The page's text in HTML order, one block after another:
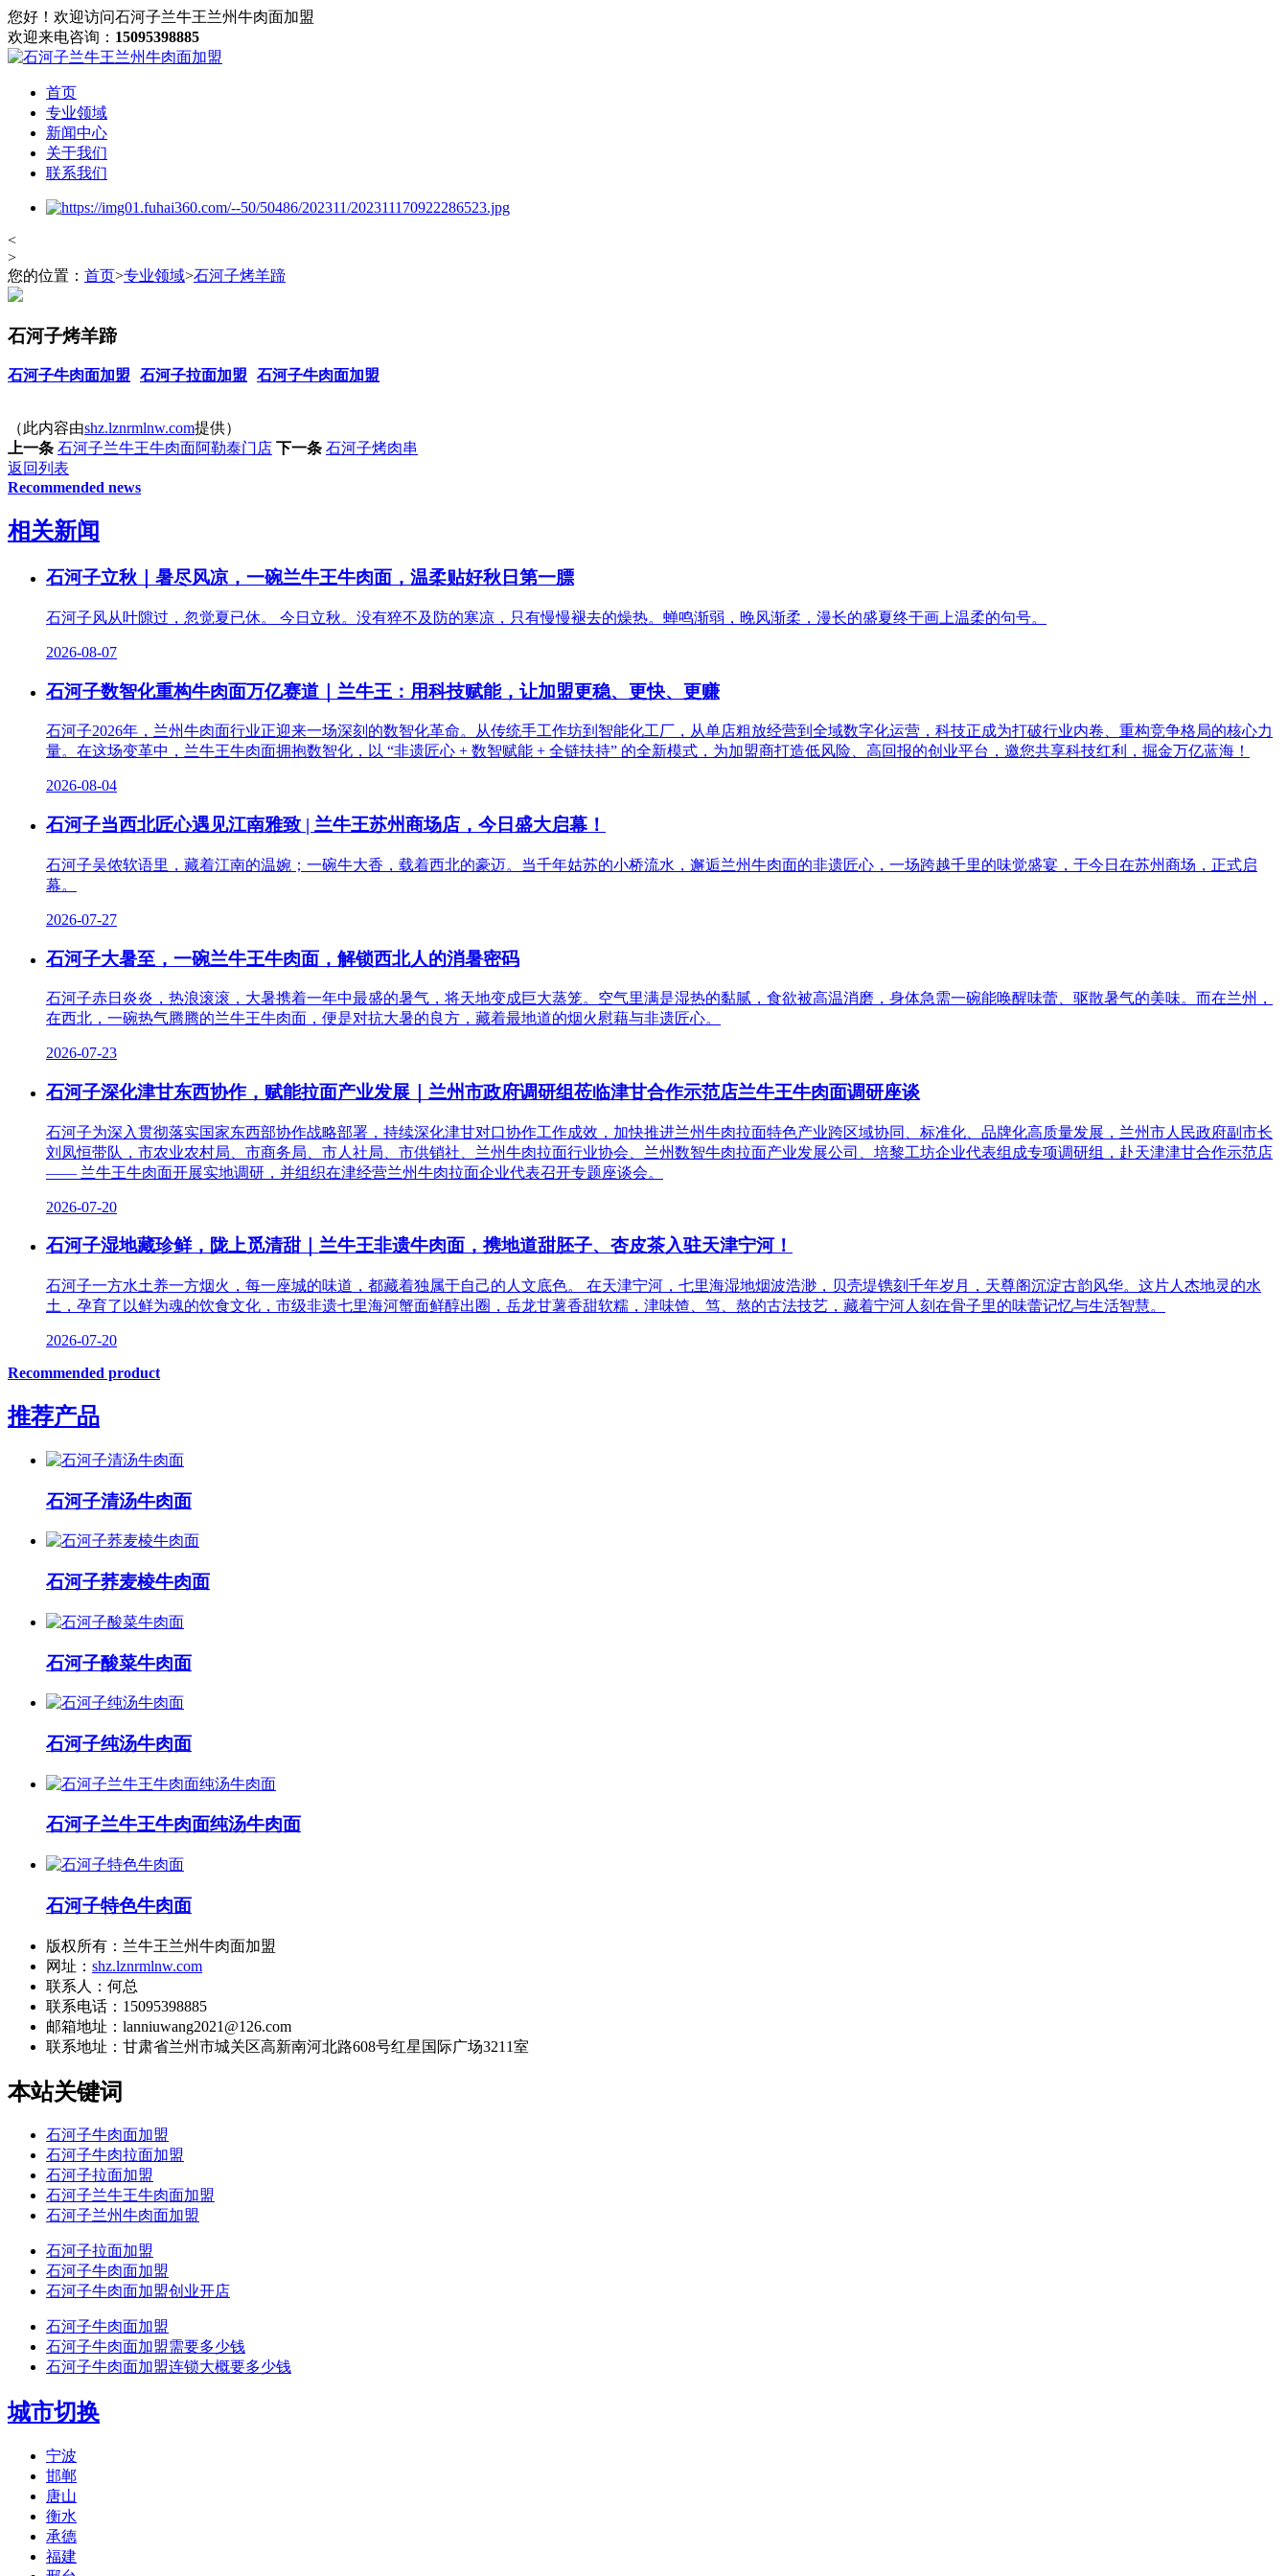
您好！欢迎访问石河子兰牛王兰州牛肉面加盟
欢迎来电咨询： 15095398885
首页
专业领域
新闻中心
关于我们
联系我们
<
>
您的位置： 首页>专业领域>石河子烤羊蹄
石河子烤羊蹄
石河子牛肉面加盟 石河子拉面加盟 石河子牛肉面加盟
（此内容由shz.lznrmlnw.com提供）
上一条 石河子兰牛王牛肉面阿勒泰门店 下一条 石河子烤肉串
返回列表
Recommended news
相关新闻
石河子立秋｜暑尽风凉，一碗兰牛王牛肉面，温柔贴好秋日第一膘
石河子风从叶隙过，忽觉夏已休。 今日立秋。没有猝不及防的寒凉，只有慢慢褪去的燥热。蝉鸣渐弱，晚风渐柔，漫长的盛夏终于画上温柔的句号。
2026-08-07
石河子数智化重构牛肉面万亿赛道｜兰牛王：用科技赋能，让加盟更稳、更快、更赚
石河子2026年，兰州牛肉面行业正迎来一场深刻的数智化革命。从传统手工作坊到智能化工厂，从单店粗放经营到全域数字化运营，科技正成为打破行业内卷、重构竞争格局的核心力
量。在这场变革中，兰牛王牛肉面拥抱数智化，以 “非遗匠心 + 数智赋能 + 全链扶持” 的全新模式，为加盟商打造低风险、高回报的创业平台，邀您共享科技红利，掘金万亿蓝海！
2026-08-04
石河子当西北匠心遇见江南雅致 | 兰牛王苏州商场店，今日盛大启幕！
石河子吴侬软语里，藏着江南的温婉；一碗牛大香，载着西北的豪迈。当千年姑苏的小桥流水，邂逅兰州牛肉面的非遗匠心，一场跨越千里的味觉盛宴，于今日在苏州商场，正式启
幕。
2026-07-27
石河子大暑至，一碗兰牛王牛肉面，解锁西北人的消暑密码
石河子赤日炎炎，热浪滚滚，大暑携着一年中最盛的暑气，将天地变成巨大蒸笼。空气里满是湿热的黏腻，食欲被高温消磨，身体急需一碗能唤醒味蕾、驱散暑气的美味。而在兰州，
在西北，一碗热气腾腾的兰牛王牛肉面，便是对抗大暑的良方，藏着最地道的烟火慰藉与非遗匠心。
2026-07-23
石河子深化津甘东西协作，赋能拉面产业发展｜兰州市政府调研组莅临津甘合作示范店兰牛王牛肉面调研座谈
石河子为深入贯彻落实国家东西部协作战略部署，持续深化津甘对口协作工作成效，加快推进兰州牛肉拉面特色产业跨区域协同、标准化、品牌化高质量发展，兰州市人民政府副市长
刘凤恒带队，市农业农村局、市商务局、市人社局、市供销社、兰州牛肉拉面行业协会、兰州数智牛肉拉面产业发展公司、培黎工坊企业代表组成专项调研组，赴天津津甘合作示范店
—— 兰牛王牛肉面开展实地调研，并组织在津经营兰州牛肉拉面企业代表召开专题座谈会。
2026-07-20
石河子湿地藏珍鲜，陇上觅清甜｜兰牛王非遗牛肉面，携地道甜胚子、杏皮茶入驻天津宁河！
石河子一方水土养一方烟火，每一座城的味道，都藏着独属于自己的人文底色。 在天津宁河，七里海湿地烟波浩渺，贝壳堤镌刻千年岁月，天尊阁沉淀古韵风华。这片人杰地灵的水
土，孕育了以鲜为魂的饮食文化，市级非遗七里海河蟹面鲜醇出圈，岳龙甘薯香甜软糯，津味馇、笃、熬的古法技艺，藏着宁河人刻在骨子里的味蕾记忆与生活智慧。
2026-07-20
Recommended product
推荐产品
石河子清汤牛肉面
石河子荞麦棱牛肉面
石河子酸菜牛肉面
石河子纯汤牛肉面
石河子兰牛王牛肉面纯汤牛肉面
石河子特色牛肉面
版权所有：兰牛王兰州牛肉面加盟
网址： shz.lznrmlnw.com
联系人：何总
联系电话：15095398885
邮箱地址：lanniuwang2021@126.com
联系地址： 甘肃省兰州市城关区高新南河北路608号红星国际广场3211室
本站关键词
石河子牛肉面加盟
石河子牛肉拉面加盟
石河子拉面加盟
石河子兰牛王牛肉面加盟
石河子兰州牛肉面加盟
石河子拉面加盟
石河子牛肉面加盟
石河子牛肉面加盟创业开店
石河子牛肉面加盟
石河子牛肉面加盟需要多少钱
石河子牛肉面加盟连锁大概要多少钱
城市切换
宁波
邯郸
唐山
衡水
承德
福建